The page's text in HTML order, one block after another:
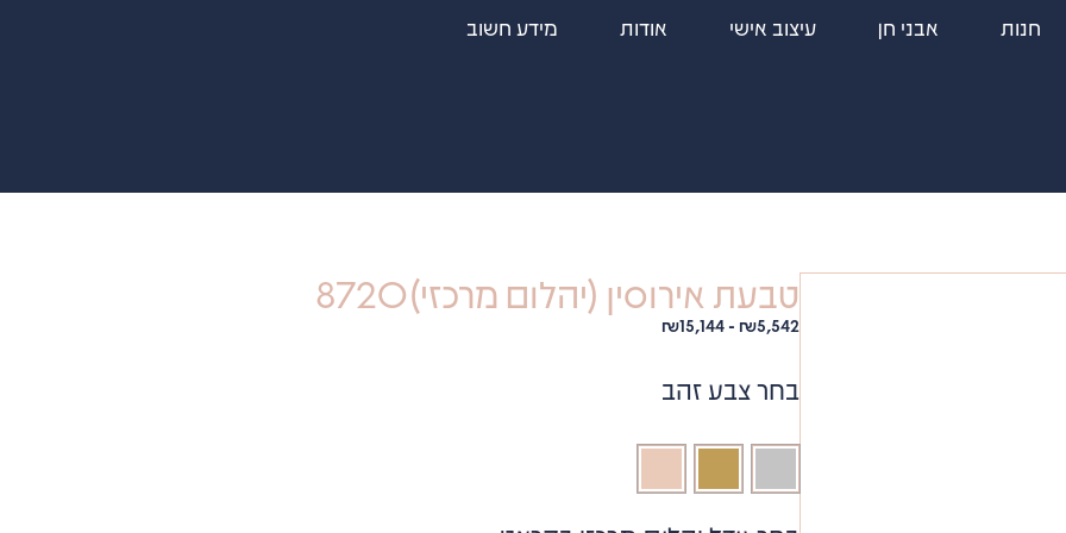
חנות אבני חן עיצוב אישי אודות מידע חשוב
טבעת אירוסין (יהלום מרכזי)8720
₪5,542
-
₪15,144
בחר צבע זהב